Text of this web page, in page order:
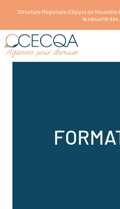
Structure Régionale d'Appui de Nouvelle
la sécurité